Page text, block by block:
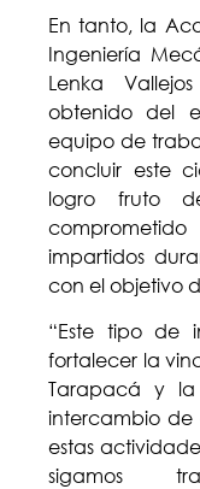
En tanto, la
Ingeniería
Lenka
obtenido del
equipo de
concluir este
logro fruto
impartidos
con el objetivo
“Este tipo de
fortalecer la
Tarapacá y la
intercambio de
estas
sigamos